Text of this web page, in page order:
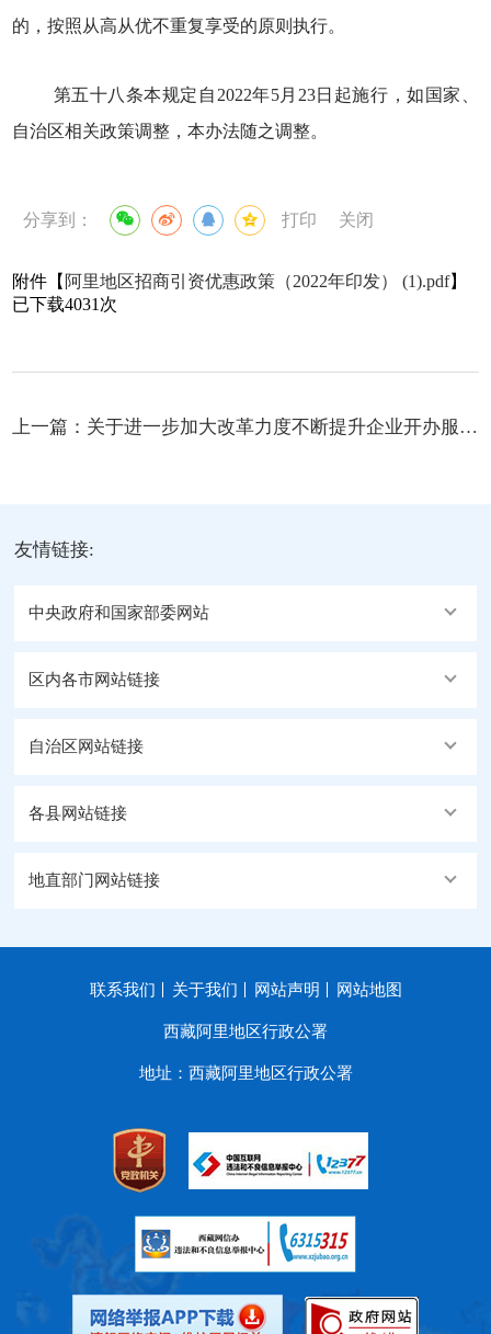
的，按照从高从优不重复享受的原则执行。
第五十八条本规定自2022年5月23日起施行，如国家、
自治区相关政策调整，本办法随之调整。
分享到： 打印 关闭
附件【 阿里地区招商引资优惠政策（2022年印发） (1).pdf】
已下载4031 次
上一篇： 关于进一步加大改革力度不断提升企业开办服务水平的通知
友情链接:
中央政府和国家部委网站
区内各市网站链接
自治区网站链接
各县网站链接
地直部门网站链接
联系我们 关于我们 网站声明 网站地图
西藏阿里地区行政公署
地址：西藏阿里地区行政公署